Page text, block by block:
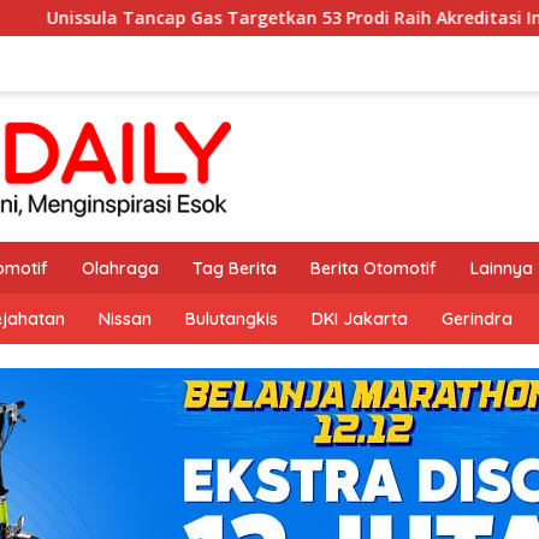
Targetkan 53 Prodi Raih Akreditasi Internasional ACQUIN
Olahraga Tag Berita Berita Otomotif Lainnya
Nissan Bulutangkis DKI Jakarta Gerindra